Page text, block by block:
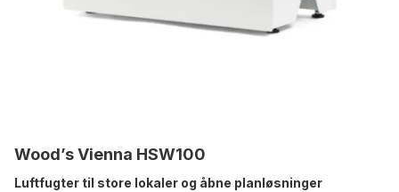
Wood’s Vienna HSW100
Luftfugter til store lokaler og åbne planløsninger